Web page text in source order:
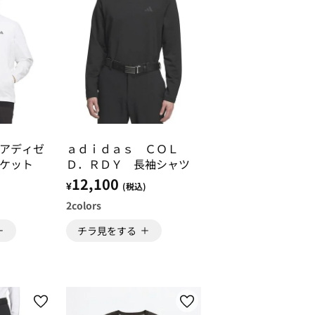
ディゼ
ット
ａｄｉｄａｓ ＣＯＬ
Ｄ．ＲＤＹ 長袖シャツ
¥12,100 (税込)
2colors
チラ見をする